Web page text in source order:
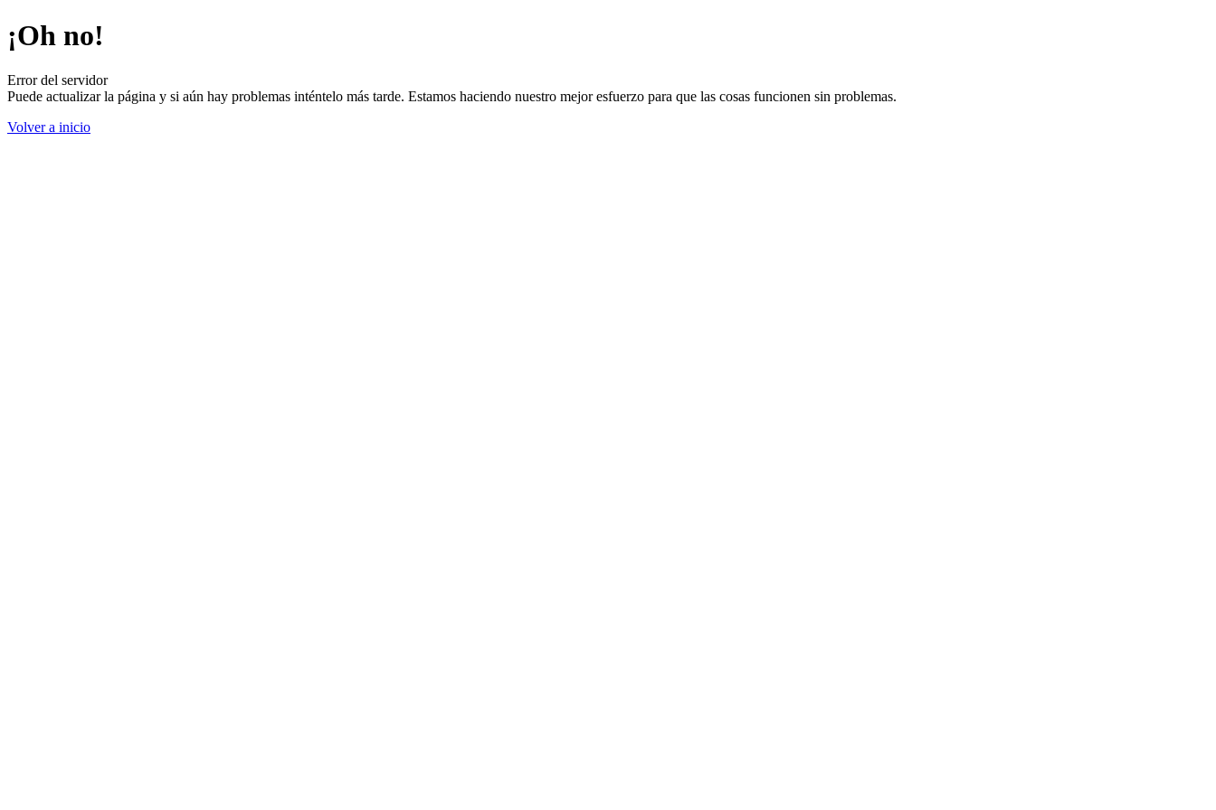
¡Oh no!
Error del servidor
Puede actualizar la página y si aún hay problemas inténtelo más tarde. Estamos haciendo nuestro mejor esfuerzo para que las cosas funcionen sin problemas.
Volver a inicio